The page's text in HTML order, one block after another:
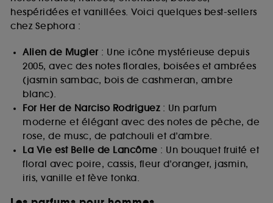
hespéridées et vanillées. Voici quelques best-sellers
chez Sephora :
Alien de Mugler: Une icône mystérieuse depuis
2005, avec des notes florales, boisées et ambrées
(jasmin sambac, bois de cashmeran, ambre
blanc).
For Her de Narciso Rodriguez: Un parfum
moderne et élégant avec des notes de pêche, de
rose, de musc, de patchouli et d’ambre.
La Vie est Belle de Lancôme : Un bouquet fruité et
floral avec poire, cassis, fleur d’oranger, jasmin,
iris, vanille et fève tonka.